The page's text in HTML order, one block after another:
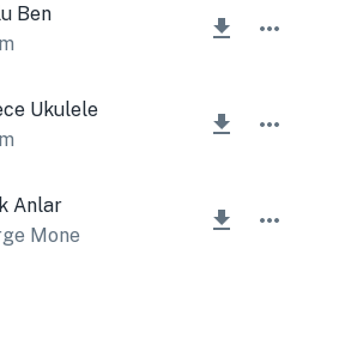
Ben
Ukulele
Anlar
Mone